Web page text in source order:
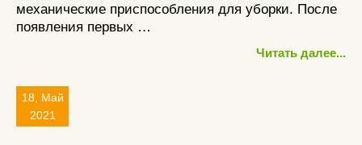
механические приспособления для уборки. После
появления первых …
Читать далее...
18, Май
2021